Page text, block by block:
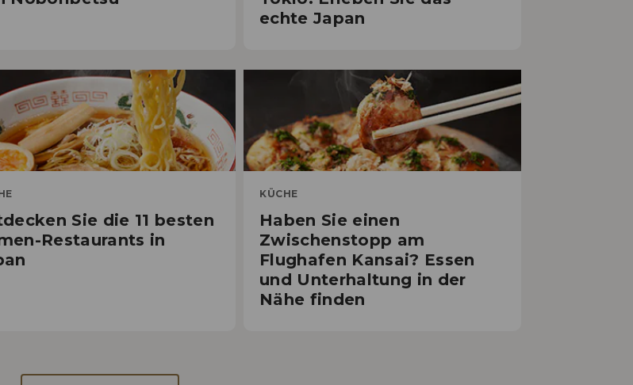
echte Japan
Sie die 11 besten
Restaurants in
KÜCHE
Haben Sie einen
Zwischenstopp am
Flughafen Kansai? Essen
und Unterhaltung in der
Nähe finden